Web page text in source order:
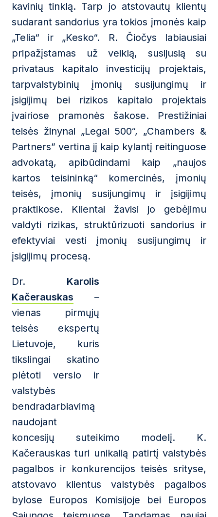
kavinių tinklą. Tarp jo atstovautų klientų
sudarant sandorius yra tokios įmonės kaip
„Telia“ ir „Kesko“. R. Čiočys labiausiai
pripažįstamas už veiklą, susijusią su
privataus kapitalo investicijų projektais,
tarpvalstybinių įmonių susijungimų ir
įsigijimų bei rizikos kapitalo projektais
įvairiose pramonės šakose. Prestižiniai
teisės žinynai „Legal 500“, „Chambers &
Partners” vertina jį kaip kylantį reitinguose
advokatą, apibūdindami kaip „naujos
kartos teisininką“ komercinės, įmonių
teisės, įmonių susijungimų ir įsigijimų
praktikose. Klientai žavisi jo gebėjimu
valdyti rizikas, struktūrizuoti sandorius ir
efektyviai vesti įmonių susijungimų ir
įsigijimų procesą.
Dr. Karolis
Kačerauskas –
vienas pirmųjų
teisės ekspertų
Lietuvoje, kuris
tikslingai skatino
plėtoti verslo ir
valstybės
bendradarbiavimą
naudojant
koncesijų suteikimo modelį. K.
Kačerauskas turi unikalią patirtį valstybės
pagalbos ir konkurencijos teisės srityse,
atstovavo klientus valstybės pagalbos
bylose Europos Komisijoje bei Europos